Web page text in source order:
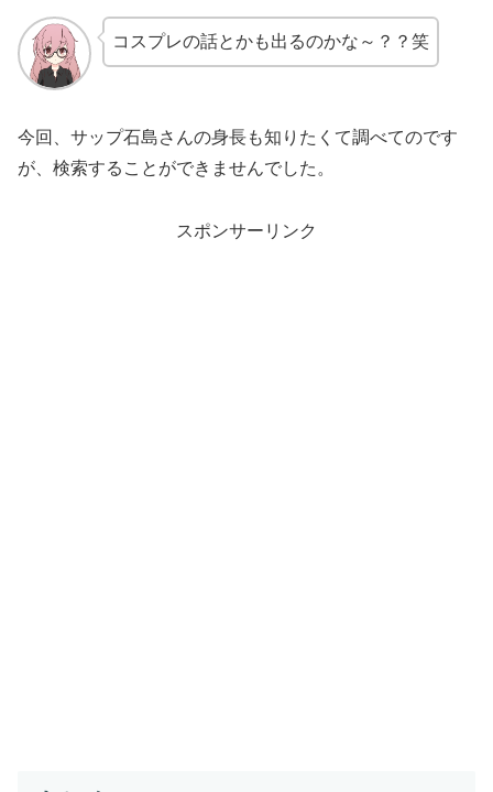
コスプレの話とかも出るのかな～？？笑
今回、サップ石島さんの身長も知りたくて調べてのです
が、検索することができませんでした。
スポンサーリンク